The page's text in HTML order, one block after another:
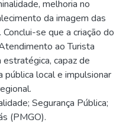
melhoria no
da imagem das
se que a criação do
ao Turista
capaz de
pública local e impulsionar
Segurança Pública;
(PMGO).